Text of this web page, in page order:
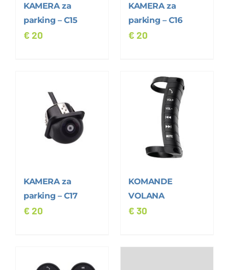
KAMERA za
parking – C15
€ 20
KAMERA za
parking – C16
€ 20
KAMERA za
parking – C17
€ 20
KOMANDE
VOLANA
€ 30